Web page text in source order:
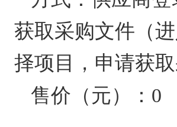
获取采购文件（
择项目，申请获
售价（元）： 0